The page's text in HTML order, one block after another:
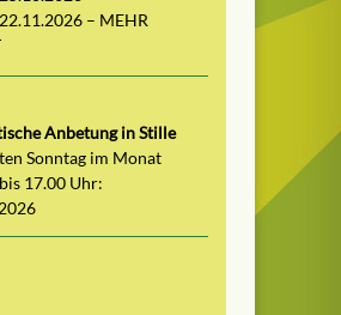
– MEHR
Anbetung in Stille
Sonntag im Monat
17.00 Uhr: